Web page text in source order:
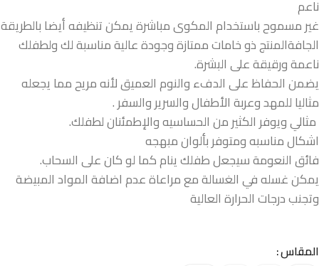
ناعم
غير مسموح باستخدام المكوى مباشرة يمكن تنظيفه أيضا بالطريقة
الجافةالمنتج ذو خامات ممتازة وجودة عالية مناسبة لك ولطفلك
ناعمة ورقيقة على البشرة.
يضمن الحفاظ على الدفء والنوم العميق لأنه مريح مما يجعله
مثاليا للمهد وعربة الأطفال والسرير والسفر .
مثالي ويوفر الكثير من الحساسيه والإطمئنان لطفلك.
اشكال مناسبه ومتوفر بألوان مبهجه
فائق النعومة سيجعل طفلك ينام كما لو كان على السحاب.
يمكن غسله في الغسالة مع مراعاة عدم اضافة المواد المبيضة
وتجنب درجات الحرارة العالية
المقاس